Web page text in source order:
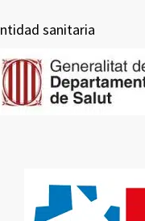
sanitaria